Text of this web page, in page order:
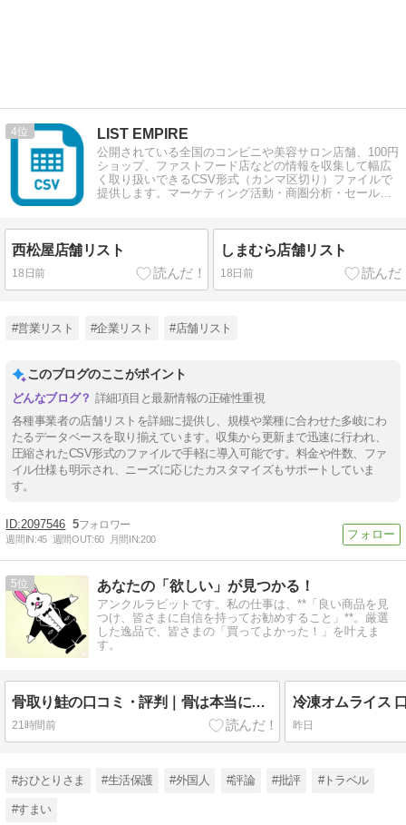
4 LIST EMPIRE
公開されている全国のコンビニや美容サロン店舗、100円
ショップ、ファストフード店などの情報を収集して幅広
く取り扱いできるCSV形式（カンマ区切り）ファイルで
提供します。マーケティング活動・商圏分析・セールス
西松屋店舗リスト
18日前
しまむら店舗リスト
18日前
#営業リスト #企業リスト #店舗リスト
このブログのここがポイント
詳細項目と最新情報の正確性重視
各種事業者の店舗リストを詳細に提供し、規模や業種に合わせた多岐にわ
たるデータベースを取り揃えています。収集から更新まで迅速に行われ、
圧縮されたCSV形式のファイルで手軽に導入可能です。料金や件数、ファ
イル仕様も明示され、ニーズに応じたカスタマイズもサポートしていま
す。
2097546 5
週間IN:45 週間OUT:60 月間IN:200
5 あなたの「欲しい」が見つかる！
アンクルラビットです。私の仕事は、**「良い商品を見
つけ、皆さまに自信を持ってお勧めすること」**。厳選
した逸品で、皆さまの「買ってよかった！」を叶えま
す。
骨取り鮭の口コミ・評判｜骨は本当にない？無塩・厚切り銀鮭のデメリットも確認【楽天】
21時間前 昨日
#おひとりさま #生活保護 #外国人 #評論 #批評 #トラベル
#すまい